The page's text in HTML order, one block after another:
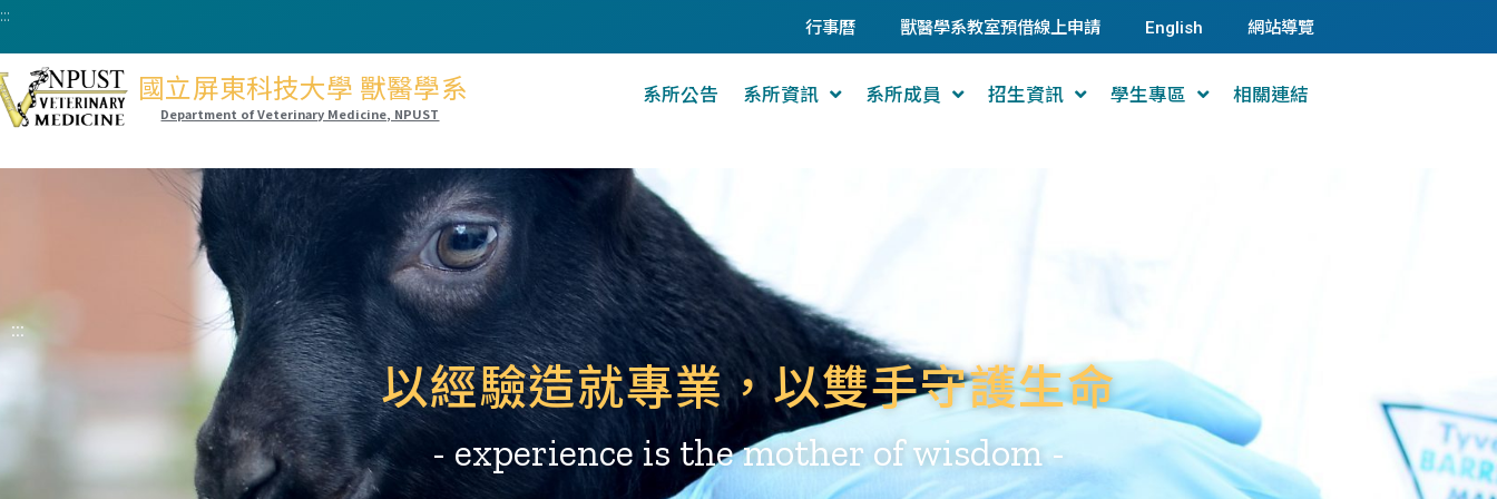
:::
行事曆 獸醫學系教室預借線上申請 English 網站導覽
國立屏東科技大學 獸醫學系
Department of Veterinary Medicine, NPUST
系所公告 系所資訊 系所成員 招生資訊 學生專區 相關連結
:::
以經驗造就專業，以雙手守護生命
- experience is the mother of wisdom -